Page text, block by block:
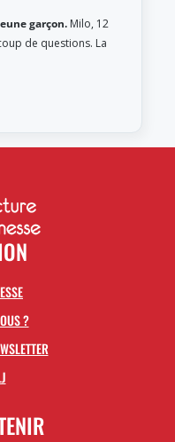
garçon. Milo, 12
de questions. La
?